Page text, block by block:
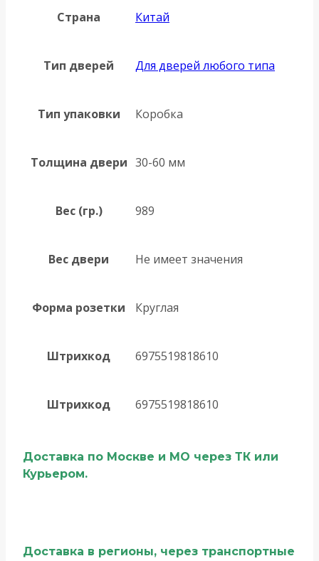
Страна Китай
Тип дверей Для дверей любого типа
Тип упаковки Коробка
Толщина двери 30-60 мм
Вес (гр.) 989
Вес двери Не имеет значения
Форма розетки Круглая
Штрихкод 6975519818610
Штрихкод 6975519818610
Доставка по Москве и МО через ТК или
Курьером.
Доставка в регионы, через транспортные